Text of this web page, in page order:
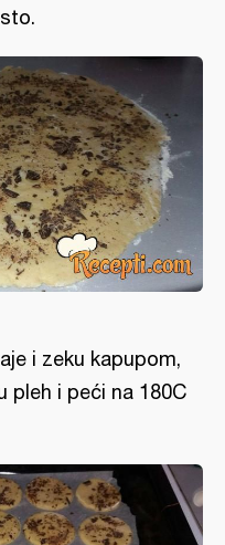
i zeku kapupom,
pleh i peći na 180C